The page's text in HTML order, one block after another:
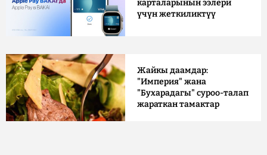
карталарынын ээлери
үчүн жеткиликтүү
Жайкы даамдар:
"Империя" жана
"Бухарадагы" суроо-талап
жараткан тамактар